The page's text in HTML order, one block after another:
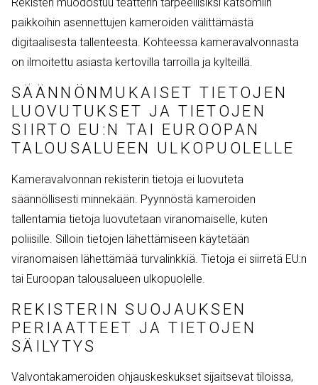
paikkoihin asennettujen kameroiden välittämästä
digitaalisesta tallenteesta. Kohteessa kameravalvonnasta
on ilmoitettu asiasta kertovilla tarroilla ja kylteillä.
SÄÄNNÖNMUKAISET TIETOJEN
LUOVUTUKSET JA TIETOJEN
SIIRTO EU:N TAI EUROOPAN
TALOUSALUEEN ULKOPUOLELLE
Kameravalvonnan rekisterin tietoja ei luovuteta
säännöllisesti minnekään. Pyynnöstä kameroiden
tallentamia tietoja luovutetaan viranomaiselle, kuten
poliisille. Silloin tietojen lähettämiseen käytetään
viranomaisen lähettämää turvalinkkiä. Tietoja ei siirretä EU:n
tai Euroopan talousalueen ulkopuolelle.
REKISTERIN SUOJAUKSEN
PERIAATTEET JA TIETOJEN
SÄILYTYS
Valvontakameroiden ohjauskeskukset sijaitsevat tiloissa,